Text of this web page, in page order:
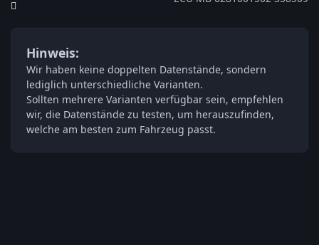
Hinweis:
Wir haben keine doppelten Datenstände, sondern
lediglich unterschiedliche Varianten.
Sollten mehrere Varianten verfügbar sein, empfehlen
wir, die Datenstände zu testen, um herauszufinden,
welche am besten zum Fahrzeug passt.